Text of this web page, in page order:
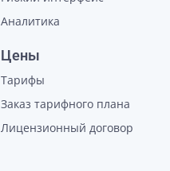
Аналитика
Цены
Тарифы
Заказ тарифного плана
Лицензионный договор